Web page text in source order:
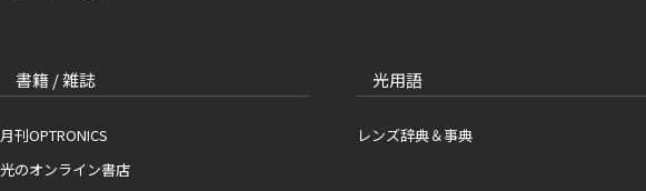
書籍 / 雑誌
月刊OPTRONICS
光のオンライン書店
光用語
レンズ辞典＆事典